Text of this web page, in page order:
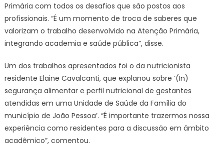
Primária com todos os desafios que são postos aos
profissionais. “É um momento de troca de saberes que
valorizam o trabalho desenvolvido na Atenção Primária,
integrando academia e saúde pública”, disse.
Um dos trabalhos apresentados foi o da nutricionista
residente Elaine Cavalcanti, que explanou sobre ‘(In)
segurança alimentar e perfil nutricional de gestantes
atendidas em uma Unidade de Saúde da Família do
município de João Pessoa’. “É importante trazermos nossa
experiência como residentes para a discussão em âmbito
acadêmico”, comentou.